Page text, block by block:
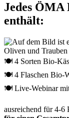
Jedes ÖMA
enthält:
🍽 4 Sorten Bio-
🍽 4 Flaschen Bio-
🍽 Live-Webinar
ausreichend für 4-6